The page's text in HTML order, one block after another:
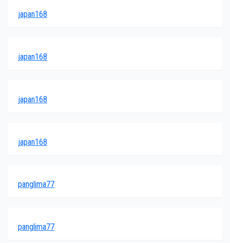
japan168
japan168
japan168
japan168
panglima77
panglima77